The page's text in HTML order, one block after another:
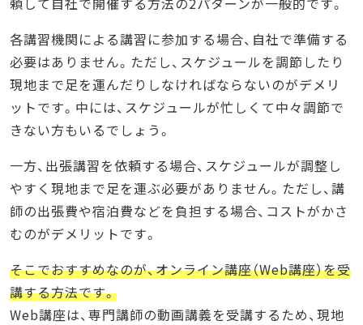
各講習機関による講習に参加する場合、自社で準備する
必要はありません。ただし、スケジュールを調節したり
現地まで足を運んだりしなければならないのがデメリ
ットです。中には、スケジュールが忙しくて中々調節で
きない方もいるでしょう。
一方、出張講習を依頼する場合、スケジュールが調整し
やすく現地まで足を運ぶ必要がありません。ただし、講
師の出張費や宿泊費などを負担する場合、コストがかさ
むのがデメリットです。
そこでおすすめなのが、オンライン講座（Web講座）を受
講する方法です。
Web講座は、専門講師の動画講義を受講するため、現地